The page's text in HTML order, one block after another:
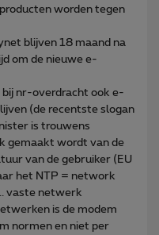
worden tegen
blijven 18 maand na
om de nieuwe e-
nr-overdracht ook e-
(de recentste slogan
is trouwens
gemaakt wordt van de
van de gebruiker (EU
het NTP = network
vaste netwerk
is de modem
normen en niet per